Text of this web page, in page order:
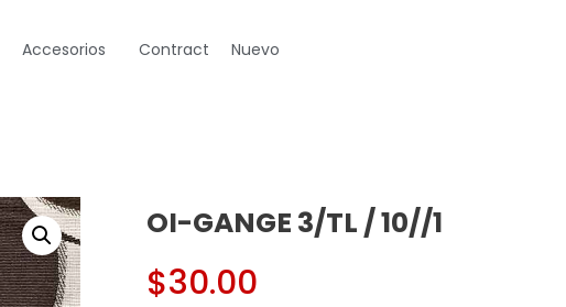
Accesorios Contract Nuevo
OI-GANGE 3/TL / 10//1
$30.00